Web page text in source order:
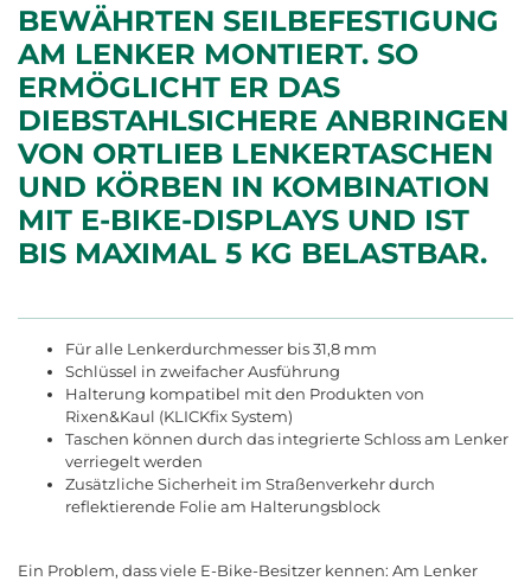
EWÄHRTEN SEILBEFESTIGUNG A
M LENKER MONTIERT. SO E
RMÖGLICHT ER DAS D
IEBSTAHLSICHERE ANBRINGEN V
ON ORTLIEB LENKERTASCHEN U
ND KÖRBEN IN KOMBINATION M
IT E-BIKE-DISPLAYS UND IST B
IS MAXIMAL 5 KG BELASTBAR.
Für alle Lenkerdurchmesser bis 31,8 mm
Schlüssel in zweifacher Ausführung
Halterung kompatibel mit den Produkten von
Rixen&Kaul (KLICKfix System)
Taschen können durch das integrierte Schloss am Lenker
verriegelt werden
Zusätzliche Sicherheit im Straßenverkehr durch
reflektierende Folie am Halterungsblock
Ein Problem, dass viele E-Bike-Besitzer kennen: Am Lenker